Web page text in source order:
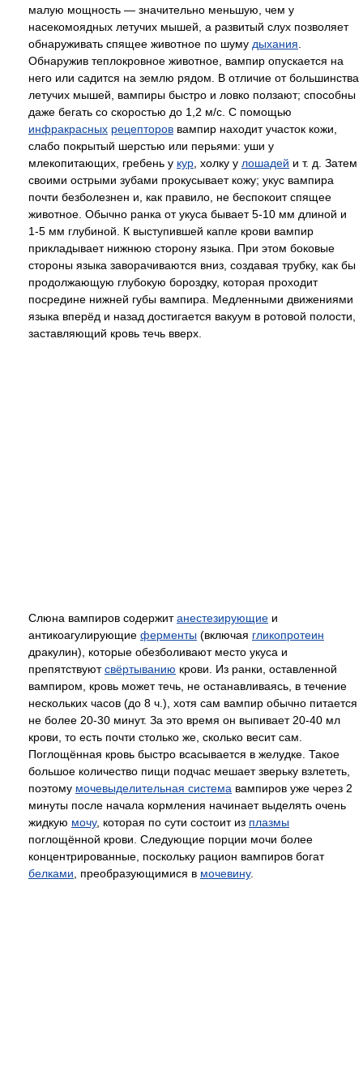
малую мощность — значительно меньшую, чем у
насекомоядных летучих мышей, а развитый слух позволяет
обнаруживать спящее животное по шуму дыхания
Обнаружив теплокровное животное, вампир опускается на
него или садится на землю рядом. В отличие от большинства
летучих мышей, вампиры быстро и ловко ползают; способны
даже бегать со скоростью до 1,2 м/с. С помощью
инфракрасных рецепторов вампир находит участок кожи,
слабо покрытый шерстью или перьями: уши у
млекопитающих, гребень у кур , холку у лошадей и т. д. Затем
своими острыми зубами прокусывает кожу; укус вампира
почти безболезнен и, как правило, не беспокоит спящее
животное. Обычно ранка от укуса бывает 5-10 мм длиной и
1-5 мм глубиной. К выступившей капле крови вампир
прикладывает нижнюю сторону языка. При этом боковые
стороны языка заворачиваются вниз, создавая трубку, как бы
продолжающую глубокую бороздку, которая проходит
посредине нижней губы вампира. Медленными движениями
языка вперёд и назад достигается вакуум в ротовой полости,
заставляющий кровь течь вверх.
Слюна вампиров содержитанестезирующие и
антикоагулирующие ферменты (включая гликопротеин
дракулин), которые обезболивают место укуса и
препятствуютсвёртыванию крови. Из ранки, оставленной
вампиром, кровь может течь, не останавливаясь, в течение
нескольких часов (до 8 ч.), хотя сам вампир обычно питается
не более 20-30 минут. За это время он выпивает 20-40 мл
крови, то есть почти столько же, сколько весит сам.
Поглощённая кровь быстро всасывается в желудке. Такое
большое количество пищи подчас мешает зверьку взлететь,
поэтому мочевыделительная система вампиров уже через 2
минуты после начала кормления начинает выделять очень
жидкую мочу, которая по сути состоит из плазмы
поглощённой крови. Следующие порции мочи более
концентрированные, поскольку рацион вампиров богат
белками , преобразующимися в мочевину.